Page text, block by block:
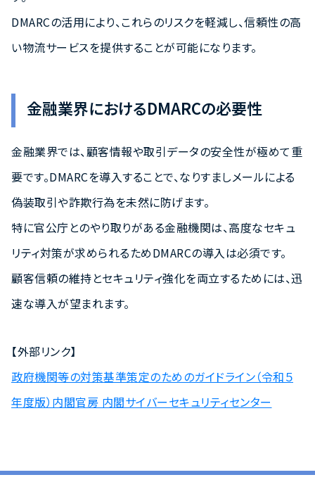
DMARCの活用により、これらのリスクを軽減し、信頼性の高
い物流サービスを提供することが可能になります。
金融業界におけるDMARCの必要性
金融業界では、顧客情報や取引データの安全性が極めて重
要です。DMARCを導入することで、なりすましメールによる
偽装取引や詐欺行為を未然に防げます。
特に官公庁とのやり取りがある金融機関は、高度なセキュ
リティ対策が求められるためDMARCの導入は必須です。
顧客信頼の維持とセキュリティ強化を両立するためには、迅
速な導入が望まれます。
【外部リンク】
政府機関等の対策基準策定のためのガイドライン（令和５
年度版）内閣官房 内閣サイバーセキュリティセンター